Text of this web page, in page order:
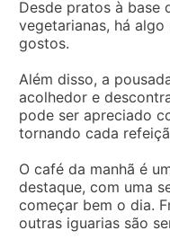
Desde pratos à base
vegetarianas, há
gostos.
Além disso, a
acolhedor e
pode ser apreciado
tornando cada
O café da manhã é
destaque, com uma
começar bem o dia.
outras iguarias são